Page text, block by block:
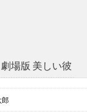
劇場版 美しい彼
郎